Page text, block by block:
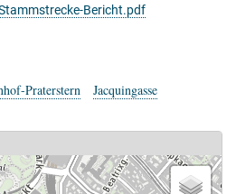
Bericht.pdf
Praterstern
Jacquingasse